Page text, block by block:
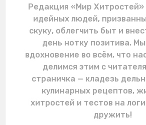
Редакция «Мир Хитростей»
идейных людей,
скуку, облегчить быт и
день нотку позитива.
вдохновение во всём, что
делимся этим с
страничка — кладезь
кулинарных рецептов,
хитростей и тестов на
дружить!